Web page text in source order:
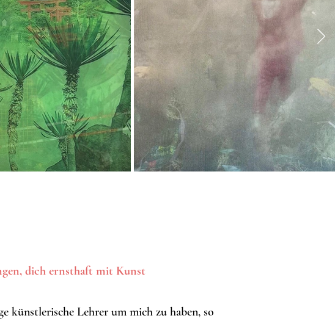
dich ernsthaft mit Kunst
künstlerische Lehrer um mich zu haben, so